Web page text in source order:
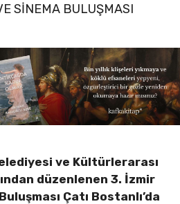
SINEMA BULUŞMASI
ve Kültürlerarası
düzenlenen 3. İzmir
Çatı Bostanlı’da